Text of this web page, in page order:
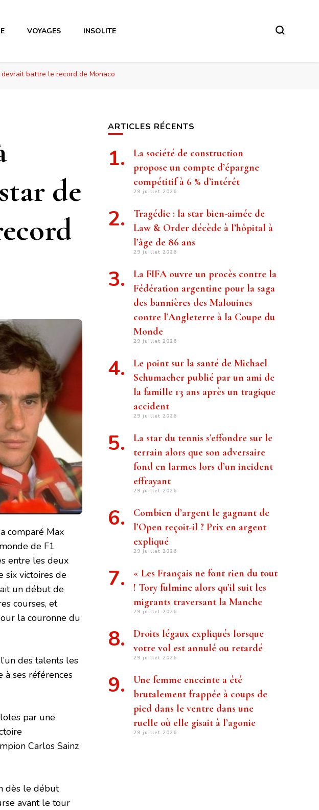
VOYAGES INSOLITE
battre le record de Monaco
de
comparé Max
de F1
entre les deux
six victoires de
un début de
courses, et
la couronne du
des talents les
ses références
par une
Carlos Sainz
dès le début
avant le tour
ARTICLES RÉCENTS
La société de construction
propose un compte d’épargne
compétitif à 6 % d’intérêt
29 juillet 2026
Tragédie : la star bien-aimée de
Law & Order décède à l’hôpital à
l’âge de 86 ans
29 juillet 2026
La FIFA ouvre un procès contre la
Fédération argentine pour la saga
des bannières des Malouines
contre l’Angleterre à la Coupe du
Monde
29 juillet 2026
Le point sur la santé de Michael
Schumacher publié par un ami de
la famille 13 ans après un tragique
accident
29 juillet 2026
La star du tennis s’effondre sur le
terrain alors que son adversaire
fond en larmes lors d’un incident
effrayant
29 juillet 2026
Combien d’argent le gagnant de
l’Open reçoit-il ? Prix ​​en argent
expliqué
29 juillet 2026
« Les Français ne font rien du tout
! Tory fulmine alors qu’il suit les
migrants traversant la Manche
29 juillet 2026
Droits légaux expliqués lorsque
votre vol est annulé ou retardé
29 juillet 2026
Une femme enceinte a été
brutalement frappée à coups de
pied dans le ventre dans une
ruelle où elle gisait à l’agonie
29 juillet 2026